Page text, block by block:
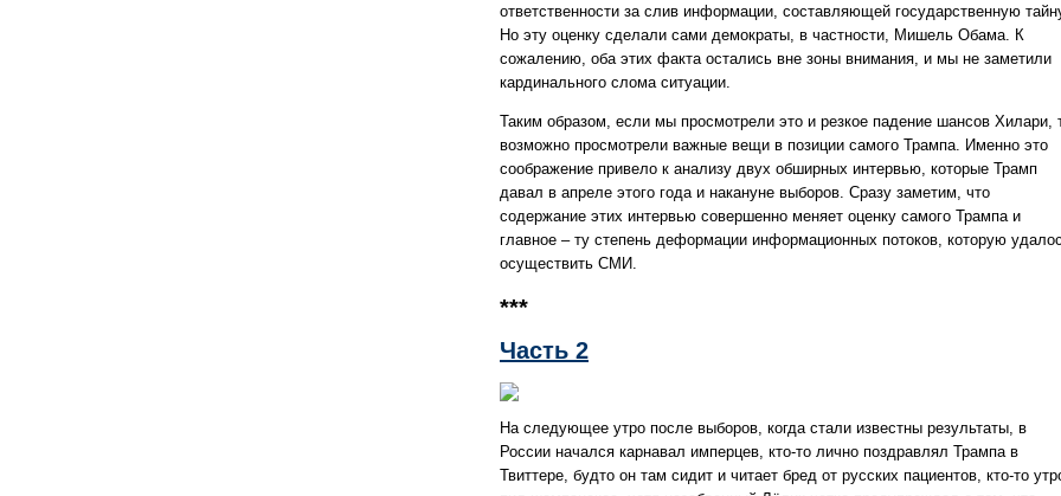
ответственности за слив информации, составляющей государственную
Но эту оценку сделали сами демократы, в частности, Мишель Обама. К
сожалению, оба этих факта остались вне зоны внимания, и мы не заметили
кардинального слома ситуации.
Таким образом, если мы просмотрели это и резкое падение шансов Хилари,
возможно просмотрели важные вещи в позиции самого Трампа. Именно это
соображение привело к анализу двух обширных интервью, которые Трамп
давал в апреле этого года и накануне выборов. Сразу заметим, что
содержание этих интервью совершенно меняет оценку самого Трампа и
главное – ту степень деформации информационных потоков, которую
осуществить СМИ.
***
Часть 2
На следующее утро после выборов, когда стали известны результаты, в
России начался карнавал имперцев, кто-то лично поздравлял Трампа в
Твиттере, будто он там сидит и читает бред от русских пациентов, кто-то